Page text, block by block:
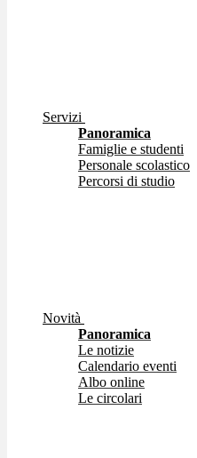
Servizi
Panoramica
Famiglie e studenti
Personale scolastico
Percorsi di studio
Novità
Panoramica
Le notizie
Calendario eventi
Albo online
Le circolari